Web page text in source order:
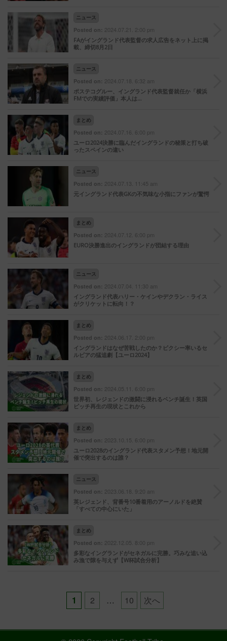
ニュース
Posted on: 2024.07.21. 2:00 pm
FAがイングランド代表監督の求人広告をネット上に掲
載、締切8月2日
ニュース
Posted on: 2024.07.18. 6:32 am
ポステコグルー、イングランド代表監督就任か「横浜
FMでの実績評価」本人は…
まとめ
Posted on: 2024.07.16. 6:00 pm
ユーロ2024決勝に臨んだイングランドの秘策と打ち破
ったスペインの違い
ニュース
Posted on: 2024.07.13. 11:45 am
元イングランド代表GKの不気味な小指にファンが驚愕
まとめ
Posted on: 2024.07.12. 6:00 pm
EURO決勝進出のイングランドが団結する理由
ニュース
Posted on: 2024.07.04. 11:30 am
イングランド代表ハリー・ケインやデクラン・ライス
がクリケットに転向！？
まとめ
Posted on: 2024.06.17. 2:00 pm
イングランドはなぜ苦戦したのか？ピクシー率いるセ
ルビアの猛追劇【ユーロ2024】
まとめ
Posted on: 2024.05.11. 6:00 pm
世界初、レジェンドの激闘に浸れるベンチ誕生！英国
ピッチ再生の現状とこれから
まとめ
Posted on: 2023.10.15. 6:00 pm
ユーロ2028のイングランド代表スタメン予想！地元開
催で突出するのは誰？
ニュース
Posted on: 2023.06.18. 9:20 am
英レジェンド、背番号10番着用のアーノルドを絶賛
「すべての中心にいた」
まとめ
Posted on: 2022.12.05. 8:00 pm
多彩なイングランドがセネガルに完勝。巧みな追い込
み漁で隙を与えず【W杯試合分析】
Posts
pagination
1 2 … 10 次へ